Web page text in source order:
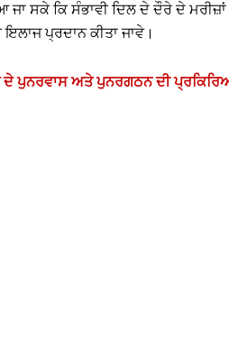
ਜਾ ਸਕੇ ਕਿ ਸੰਭਾਵੀ ਦਿਲ ਦੇ ਦੌਰੇ ਦੇ
ਪ੍ਰਦਾਨ ਕੀਤਾ ਜਾਵੇ।
ਦੇ ਪੁਨਰਵਾਸ ਅਤੇ ਪੁਨਰਗਠਨ ਦੀ